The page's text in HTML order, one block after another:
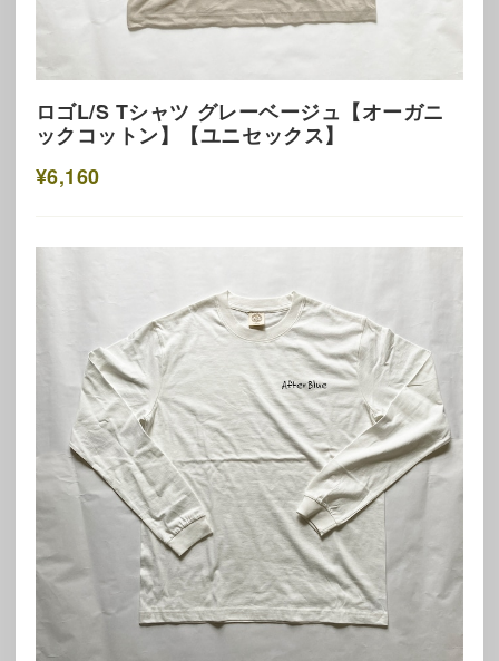
ロゴL/S Tシャツ グレーベージュ【オーガニ
ックコットン】【ユニセックス】
¥6,160